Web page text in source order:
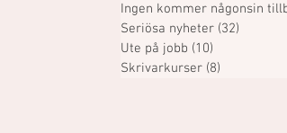
Ingen kommer någonsin
Seriösa nyheter (32)
Ute på jobb (10)
Skrivarkurser (8)